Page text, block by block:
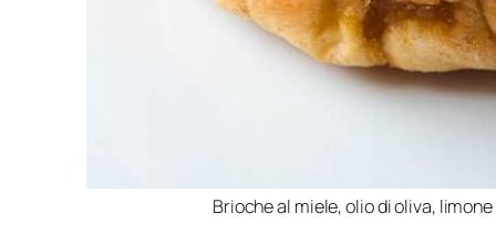
Brioche al miele, olio di oliva,